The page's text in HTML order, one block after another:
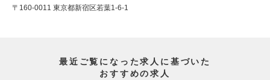
〒160-0011 東京都新宿区若葉1-6-1
最近ご覧になった求人に基づいた
おすすめの求人